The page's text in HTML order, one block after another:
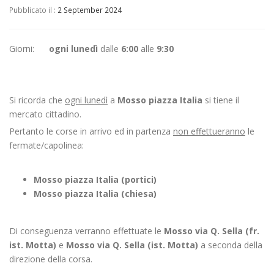
Pubblicato il : 2 September 2024
Giorni: ogni lunedì dalle 6:00 alle 9:30
Si ricorda che ogni lunedì a Mosso piazza Italia si tiene il
mercato cittadino.
Pertanto le corse in arrivo ed in partenza non effettueranno le
fermate/capolinea:
Mosso piazza Italia (portici)
Mosso piazza Italia (chiesa)
Di conseguenza verranno effettuate le Mosso via Q. Sella (fr.
ist. Motta) e Mosso via Q. Sella (ist. Motta) a seconda della
direzione della corsa.